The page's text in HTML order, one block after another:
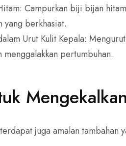
Campurkan biji bijan
yang berkhasiat.
Urut Kulit Kepala:
pertumbuhan.
juga amalan tambahan